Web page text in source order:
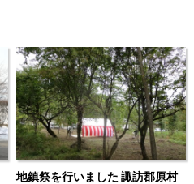
地鎮祭を行いました 諏訪郡原村